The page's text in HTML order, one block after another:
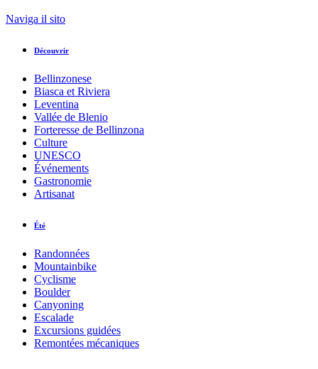
Naviga il sito
Découvrir
Bellinzonese
Biasca et Riviera
Leventina
Vallée de Blenio
Forteresse de Bellinzona
Culture
UNESCO
Événements
Gastronomie
Artisanat
Été
Randonnées
Mountainbike
Cyclisme
Boulder
Canyoning
Escalade
Excursions guidées
Remontées mécaniques